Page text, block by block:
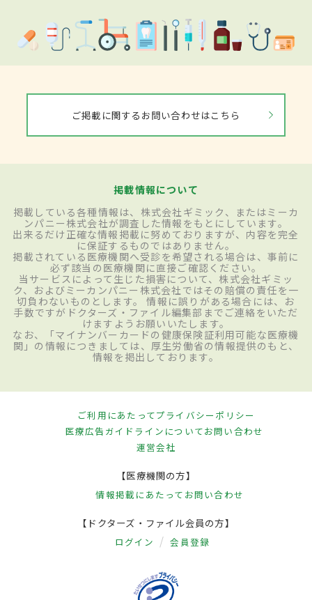
ご掲載に関するお問い合わせはこちら
掲載情報について
掲載している各種情報は、株式会社ギミック、またはミーカ
ンパニー株式会社が調査した情報をもとにしています。
出来るだけ正確な情報掲載に努めておりますが、内容を完全
に保証するものではありません。
掲載されている医療機関へ受診を希望される場合は、事前に
必ず該当の医療機関に直接ご確認ください。
当サービスによって生じた損害について、株式会社ギミッ
ク、およびミーカンパニー株式会社ではその賠償の責任を一
切負わないものとします。 情報に誤りがある場合には、お
手数ですがドクターズ・ファイル編集部までご連絡をいただ
けますようお願いいたします。
なお、「マイナンバーカードの健康保険証利用可能な医療機
関」の情報につきましては、厚生労働省の情報提供のもと、
情報を掲出しております。
ご利用にあたってプライバシーポリシー
医療広告ガイドラインについてお問い合わせ
運営会社
【医療機関の方】
情報掲載にあたって お問い合わせ
【ドクターズ・ファイル会員の方】
ログイン 会員登録